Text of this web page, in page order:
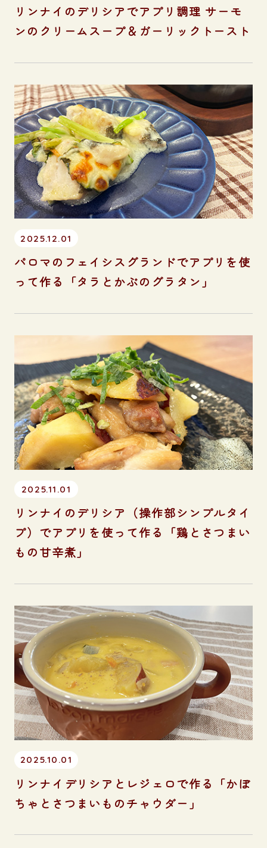
リンナイのデリシアでアプリ調理 サーモ
ンのクリームスープ＆ガーリックトースト
2025.12.01
パロマのフェイシスグランドでアプリを使
って作る「タラとかぶのグラタン」
2025.11.01
リンナイのデリシア（操作部シンプルタイ
プ）でアプリを使って作る「鶏とさつまい
もの甘辛煮」
2025.10.01
リンナイデリシアとレジェロで作る「かぼ
ちゃとさつまいものチャウダー」